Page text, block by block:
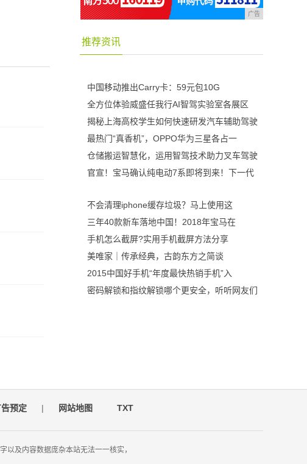
广告
推荐资讯
中国移动推出Carry卡：59元包10G
全方位体验威盛任我行AI智驾实验室各展区
揭秘上海高校学生如何快速研发汽车辅助驾驶
最热门“真香机”，OPPO华为三星各占一
仓储搬运智慧化，运用智驾技术助力叉车驾驶
官宣！宝马确认纯电动7系即将到来！下一代
不会清理iphone缓存垃圾？马上使用这
三年40款新车落地中国！2018年宝马在
手机怎么截屏?实用手机截屏方法分享
美唯家｜传承经典，古韵东方之简谈
2015中国好手机“年度最快热销手机”入
密码解锁和指纹解锁哪个更安全，听听网友们
告预定 | 网站地图 TXT
以及内容数据庞杂本站无法一一核实，